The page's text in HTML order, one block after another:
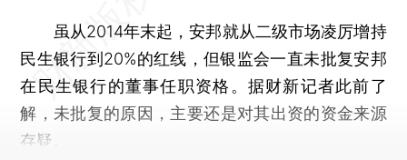
虽从2014年末起，安邦就从二级市场凌厉增持
民生银行到20%的红线，但银监会一直未批复安邦
在民生银行的董事任职资格。据财新记者此前了
解，未批复的原因，主要还是对其出资的资金来源
存疑。